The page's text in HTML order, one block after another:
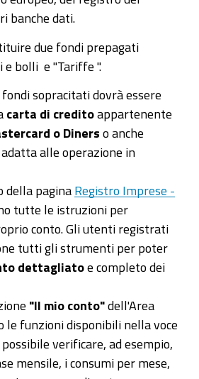
banche dati.
due fondi prepagati
bolli e "Tariffe ".
fondi sopracitati dovrà essere
carta di credito appartenente
o Diners o anche
alle operazione in
della pagina Registro Imprese -
tutte le istruzioni per
conto. Gli utenti registrati
tutti gli strumenti per poter
dettagliato e completo dei
"Il mio conto" dell'Area
le funzioni disponibili nella voce
verificare, ad esempio,
mensile, i consumi per mese,